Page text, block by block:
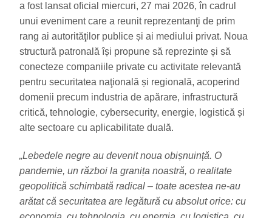
a fost lansat oficial miercuri, 27 mai 2026, în cadrul
unui eveniment care a reunit reprezentanţi de prim
rang ai autorităţilor publice și ai mediului privat. Noua
structură patronală își propune să reprezinte și să
conecteze companiile private cu activitate relevantă
pentru securitatea naţională și regională, acoperind
domenii precum industria de apărare, infrastructură
critică, tehnologie, cybersecurity, energie, logistică și
alte sectoare cu aplicabilitate duală.
„Lebedele negre au devenit noua obișnuință. O
pandemie, un război la granița noastră, o realitate
geopolitică schimbată radical – toate acestea ne-au
arătat că securitatea are legătură cu absolut orice: cu